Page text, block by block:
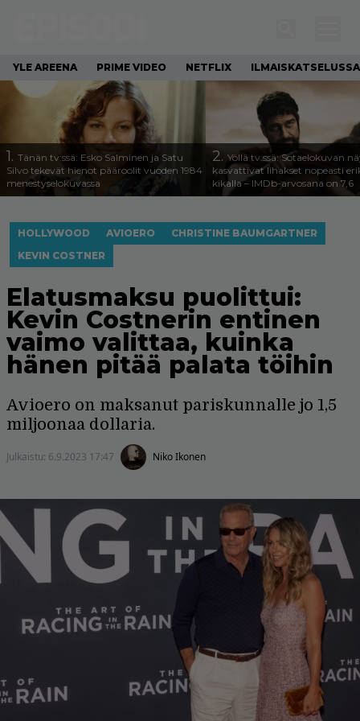
YLE AREENA PRIME VIDEO NETFLIX ILMAISKATSELUSSA
1. Tänän tv:ssä: Esko Salminen ja Satu
Silvo tekevät hienot pääroolit vuoden 1984
menestyselokuvassa
2. Yöllä tv:ssä: Sotaelokuvan
kasvattivat lihakset nopeasti
kikalla – IMDb-arvosana on 7,6
HOLLYWOOD AVIOERO
CHRISTINE BAUMGARTNER
KEVIN COSTNER
Elatusmaksu puolittui:
Kevin Costnerin entinen
vaimo valittaa, kuinka
hänen pitää palata töihin
Avioero on maksanut pariskunnalle jo 1,5
miljoonaa dollaria.
Julkaistu: 6.9.2023 17:47 Niko Ikonen